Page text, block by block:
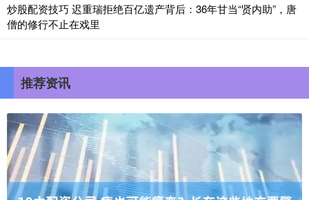
炒股配资技巧 迟重瑞拒绝百亿遗产背后：36年甘当“贤内助”，唐
僧的修行不止在戏里
推荐资讯